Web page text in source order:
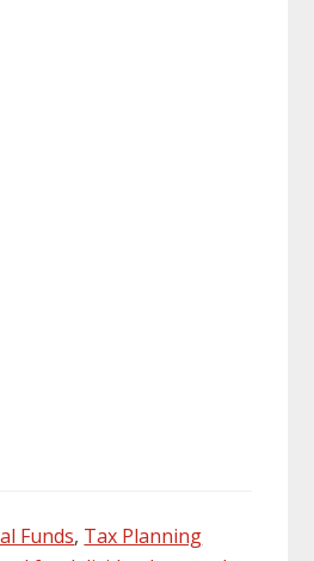
Funds, Tax Planning